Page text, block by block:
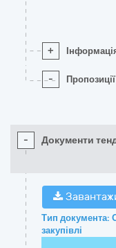
+
- Пропозиції
- Документи
Тип документа:
закупівлі